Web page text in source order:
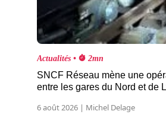
Actualités • 2mn
SNCF Réseau mène une
entre les gares du Nord et de
6 août 2026 | Michel Delage